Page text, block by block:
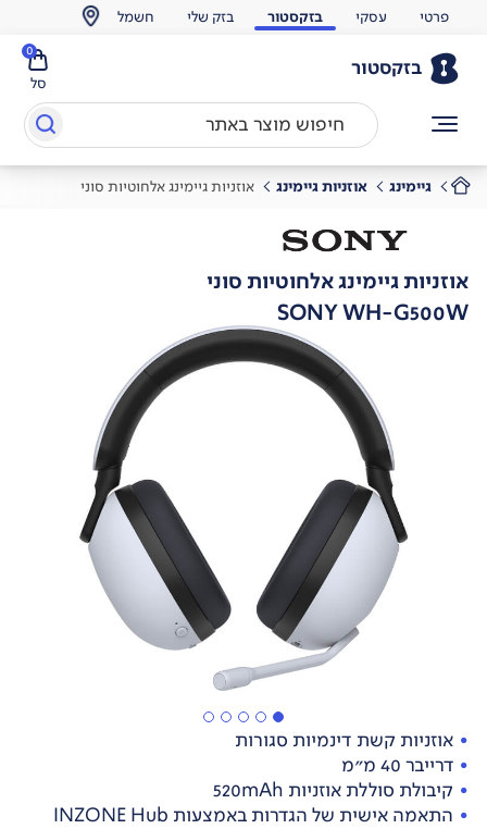
פרטי עסקי בזקסטור בזק שלי חשמל
בזקסטור
סל
0
גיימינג אוזניות גיימינג אוזניות גיימינג אלחוטיות סוני
אוזניות גיימינג אלחוטיות סוני
SONY WH-G500W
אוזניות קשת דינמיות סגורות
דרייבר 40 מ"מ
קיבולת סוללת אוזניות 520mAh
התאמה אישית של הגדרות באמצעות INZONE Hub